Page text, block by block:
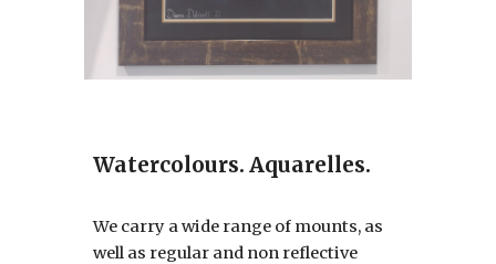
Watercolours. Aquarelles.
We carry a wide range of mounts, as
well as regular and non reflective